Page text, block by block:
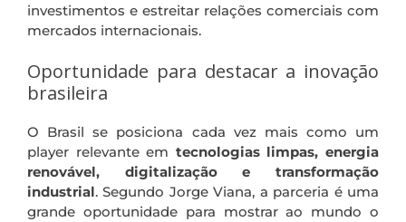
investimentos e estreitar relações comerciais com
mercados internacionais.
Oportunidade para destacar a inovação
brasileira
O Brasil se posiciona cada vez mais como um
player relevante em tecnologias limpas, energia
renovável, digitalização e transformação
industrial. Segundo Jorge Viana, a parceria é uma
grande oportunidade para mostrar ao mundo o